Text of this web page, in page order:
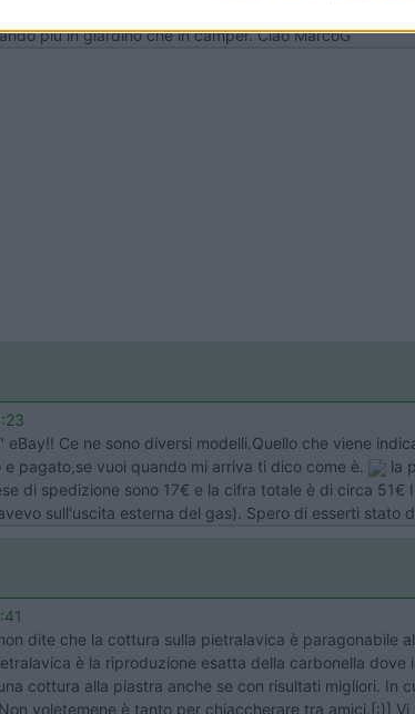
in ghisa 40 X 40 a gas, un pò pesante (14kg) però
più in giardino che in camper. Ciao MarcoG
eBay!! Ce ne sono diversi modelli.Quello che viene
pagato,se vuoi quando mi arriva ti dico come è.
la
di spedizione sono 17€ e la cifra totale è di circa
sull'uscita esterna del gas). Spero di esserti stato
dite che la cottura sulla pietralavica è
è la riproduzione esatta della carbonella
cottura alla piastra anche se con risultati migliori.
voletemene è tanto per chiaccherare tra amici.[:)]